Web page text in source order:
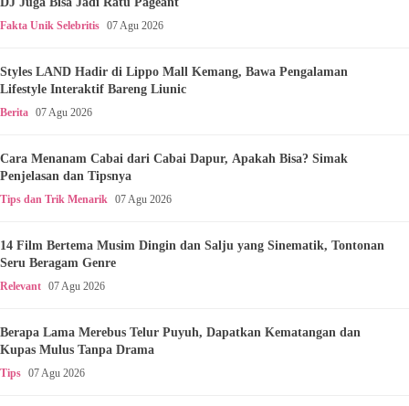
Fakta Unik Selebritis 07 Agu 2026
Styles LAND Hadir di Lippo Mall Kemang, Bawa Pengalaman
Lifestyle Interaktif Bareng Liunic
Berita 07 Agu 2026
Cara Menanam Cabai dari Cabai Dapur, Apakah Bisa? Simak
Penjelasan dan Tipsnya
Tips dan Trik Menarik 07 Agu 2026
14 Film Bertema Musim Dingin dan Salju yang Sinematik, Tontonan
Seru Beragam Genre
Relevant 07 Agu 2026
Berapa Lama Merebus Telur Puyuh, Dapatkan Kematangan dan
Kupas Mulus Tanpa Drama
Tips 07 Agu 2026